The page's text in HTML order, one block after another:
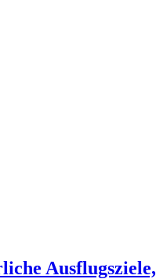
Ausflugsziele,